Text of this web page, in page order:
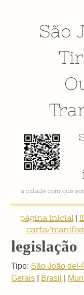
São
a cidade com que
página inicial|
carta/
legislação
Tipo: São João del-
Gerais
Brasil